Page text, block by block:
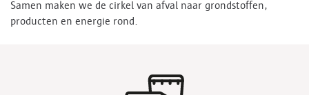
Samen maken we de cirkel van afval naar grondstoffen,
producten en energie rond.